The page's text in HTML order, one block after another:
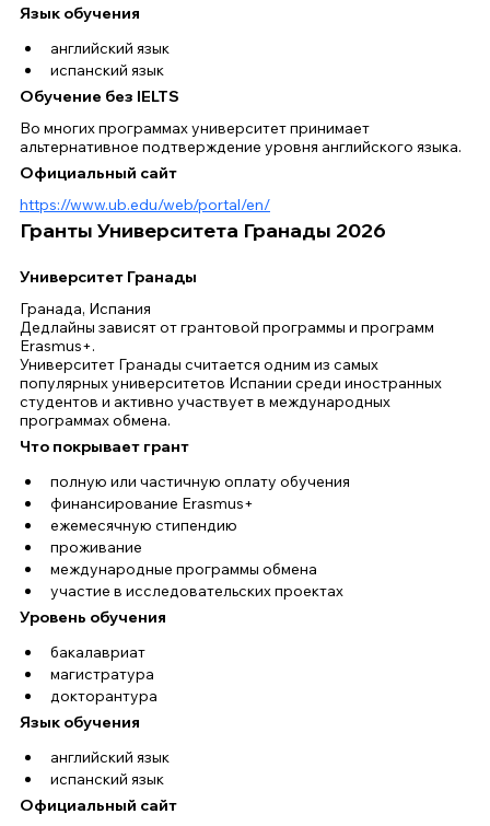
Язык обучения
английский язык
испанский язык
Обучение без IELTS
Во многих программах университет принимает
альтернативное подтверждение уровня английского языка.
Официальный сайт
https://www.ub.edu/web/portal/en/
Гранты Университета Гранады 2026
Университет Гранады
Гранада, Испания
Дедлайны зависят от грантовой программы и программ
Erasmus+.
Университет Гранады считается одним из самых
популярных университетов Испании среди иностранных
студентов и активно участвует в международных
программах обмена.
Что покрывает грант
полную или частичную оплату обучения
финансирование Erasmus+
ежемесячную стипендию
проживание
международные программы обмена
участие в исследовательских проектах
Уровень обучения
бакалавриат
магистратура
докторантура
Язык обучения
английский язык
испанский язык
Официальный сайт